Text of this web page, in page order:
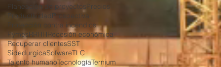
Planeación de proyectosPrecios
Productividad Prospectiva
Protección contra incendios
PymesRRHHRecesión económica
Recuperar clientesSST
SidedurgicaSofwareTLC
Talento humanoTecnologíaTernium